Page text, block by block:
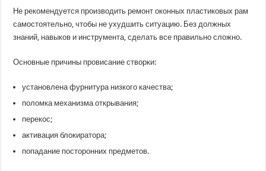
Не рекомендуется производить ремонт оконных пластиковых рам
самостоятельно, чтобы не ухудшить ситуацию. Без должных
знаний, навыков и инструмента, сделать все правильно сложно.
Основные причины провисание створки:
установлена фурнитура низкого качества;
поломка механизма открывания;
перекос;
активация блокиратора;
попадание посторонних предметов.